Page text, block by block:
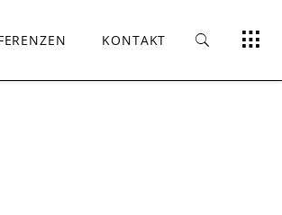
KONTAKT